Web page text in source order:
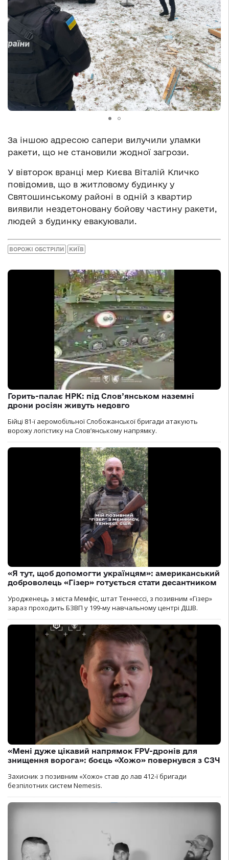
За іншою адресою сапери вилучили уламки
ракети, що не становили жодної загрози.
У вівторок вранці мер Києва Віталій Кличко
повідомив, що в житловому будинку у
Святошинському районі в одній з квартир
виявили нездетоновану бойову частину ракети,
людей з будинку евакуювали.
ВОРОЖІ ОБСТРІЛИ КИЇВ
Горить-палає НРК: під Слов’янськом наземні
дрони росіян живуть недовго
Бійці 81-ї аеромобільної Слобожанської бригади атакують
ворожу логістику на Словʼянському напрямку.
«Я тут, щоб допомогти українцям»: американський
доброволець «Гізер» готується стати десантником
Уродженець з міста Мемфіс, штат Теннессі, з позивним «Гізер»
зараз проходить БЗВП у 199-му навчальному центрі ДШВ.
«Мені дуже цікавий напрямок FPV-дронів для
знищення ворога»: боєць «Хожо» повернувся з СЗЧ
Захисник з позивним «Хожо» став до лав 412-ї бригади
безпілотних систем Nemesis.